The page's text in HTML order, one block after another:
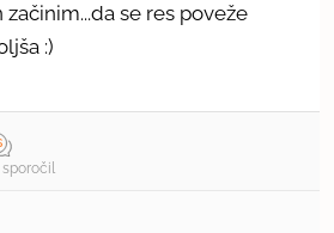
se res poveže
:)
sporočil